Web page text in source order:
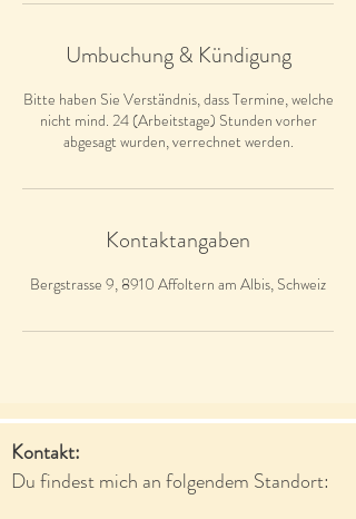
Umbuchung & Kündigung
Bitte haben Sie Verständnis, dass Termine, welche
nicht mind. 24 (Arbeitstage) Stunden vorher
abgesagt wurden, verrechnet werden.
Kontaktangaben
Bergstrasse 9, 8910 Affoltern am Albis, Schweiz
Kontakt:
Du findest mich an folgendem Standort: